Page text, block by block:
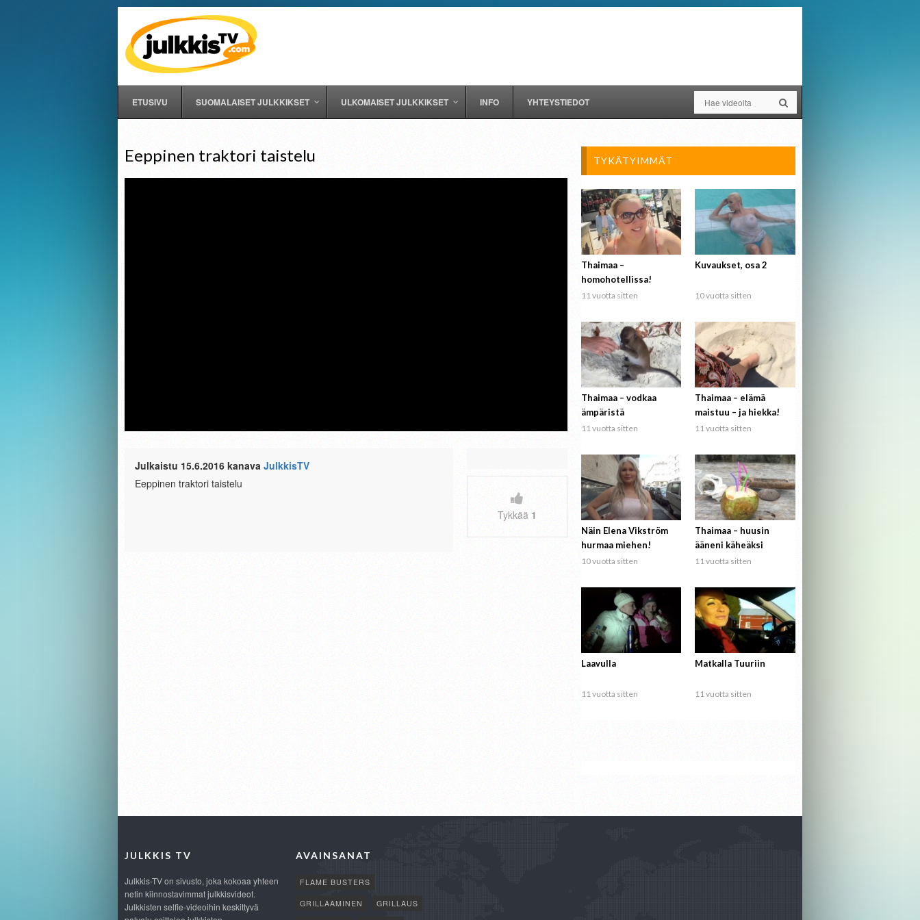
ETUSIVU SUOMALAISET JULKKIKSET ULKOMAISET JULKKIKSET INFO YHTEYSTIEDOT
Eeppinen traktori taistelu
Julkaistu 15.6.2016 kanava JulkkisTV
Eeppinen traktori taistelu
Tykkää 1
TYKÄTYIMMÄT
Thaimaa –
homohotellissa!
11 vuotta sitten
Kuvaukset, osa 2
10 vuotta sitten
Thaimaa – vodkaa
ämpäristä
11 vuotta sitten
Thaimaa – elämä
maistuu – ja hiekka!
11 vuotta sitten
Näin Elena Vikström
hurmaa miehen!
10 vuotta sitten
Thaimaa – huusin
ääneni käheäksi
11 vuotta sitten
Laavulla
11 vuotta sitten
Matkalla Tuuriin
11 vuotta sitten
JULKKIS TV
Julkkis-TV on sivusto, joka kokoaa yhteen
netin kiinnostavimmat julkkisvideot.
Julkkisten selfie-videoihin keskittyvä
AVAINSANAT
FLAME BUSTERS
GRILLAAMINEN GRILLAUS